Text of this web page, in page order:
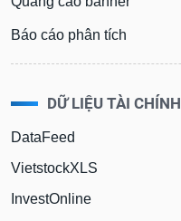
Báo cáo phân tích
DỮ LIỆU TÀI CHÍNH
DataFeed
VietstockXLS
InvestOnline